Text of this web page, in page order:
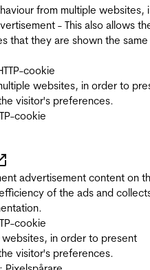
from multiple websites,
- This also allows
that they are shown the same
cookie
websites, in order to
visitor's preferences.
cookie
advertisement content on
of the ads and
cookie
in order to present
visitor's preferences.